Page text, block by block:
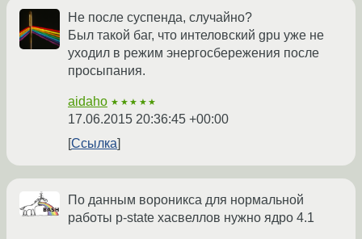
Не после суспенда, случайно?
Был такой баг, что интеловский gpu уже не
уходил в режим энергосбережения после
просыпания.
aidaho ★★★★★
17.06.2015 20:36:45 +00:00
Ссылка
По данным вороникса для нормальной
работы p-state хасвеллов нужно ядро 4.1